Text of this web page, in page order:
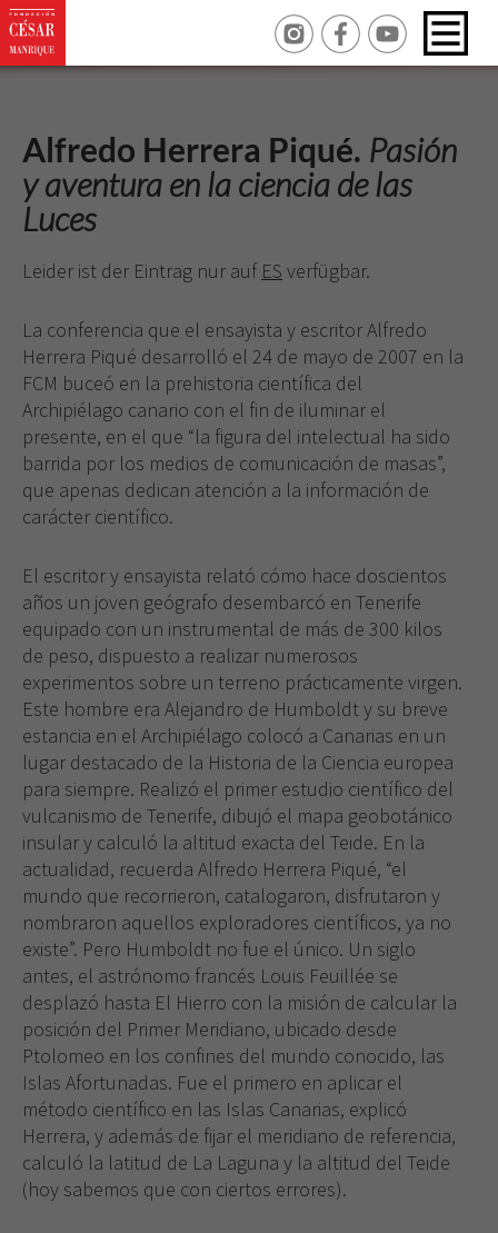
Alfredo Herrera Piqué. Pasión
y aventura en la ciencia de las
Luces
Leider ist der Eintrag nur auf ES verfügbar.
La conferencia que el ensayista y escritor Alfredo
Herrera Piqué desarrolló el 24 de mayo de 2007 en la
FCM buceó en la prehistoria científica del
Archipiélago canario con el fin de iluminar el
presente, en el que “la figura del intelectual ha sido
barrida por los medios de comunicación de masas”,
que apenas dedican atención a la información de
carácter científico.
El escritor y ensayista relató cómo hace doscientos
años un joven geógrafo desembarcó en Tenerife
equipado con un instrumental de más de 300 kilos
de peso, dispuesto a realizar numerosos
experimentos sobre un terreno prácticamente virgen.
Este hombre era Alejandro de Humboldt y su breve
estancia en el Archipiélago colocó a Canarias en un
lugar destacado de la Historia de la Ciencia europea
para siempre. Realizó el primer estudio científico del
vulcanismo de Tenerife, dibujó el mapa geobotánico
insular y calculó la altitud exacta del Teide. En la
actualidad, recuerda Alfredo Herrera Piqué, “el
mundo que recorrieron, catalogaron, disfrutaron y
nombraron aquellos exploradores científicos, ya no
existe”. Pero Humboldt no fue el único. Un siglo
antes, el astrónomo francés Louis Feuillée se
desplazó hasta El Hierro con la misión de calcular la
posición del Primer Meridiano, ubicado desde
Ptolomeo en los confines del mundo conocido, las
Islas Afortunadas. Fue el primero en aplicar el
método científico en las Islas Canarias, explicó
Herrera, y además de fijar el meridiano de referencia,
calculó la latitud de La Laguna y la altitud del Teide
(hoy sabemos que con ciertos errores).